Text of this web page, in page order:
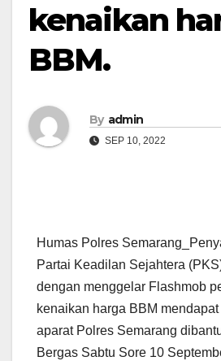
kenaikan
BBM.
By admin
SEP 10, 2022
Humas Polres
Partai Keadilan Sejahtera
dengan menggelar Flashmob
kenaikan harga BBM
aparat Polres Semarang
Bergas Sabtu Sore 10